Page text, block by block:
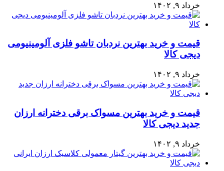
خرداد ۹, ۱۴۰۲
قیمت و خرید بهترین نردبان تاشو فلزی آلومینیومی
دیجی کالا
خرداد ۹, ۱۴۰۲
قیمت و خرید بهترین مسواک برقی دخترانه ارزان
جدید دیجی کالا
خرداد ۹, ۱۴۰۲